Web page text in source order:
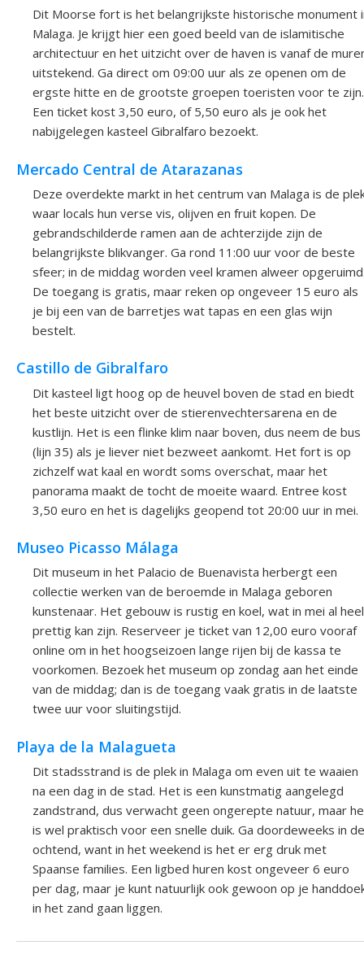
Dit Moorse fort is het belangrijkste historische monument
Malaga. Je krijgt hier een goed beeld van de islamitische
architectuur en het uitzicht over de haven is vanaf de
uitstekend. Ga direct om 09:00 uur als ze openen om de
ergste hitte en de grootste groepen toeristen voor te zijn.
Een ticket kost 3,50 euro, of 5,50 euro als je ook het
nabijgelegen kasteel Gibralfaro bezoekt.
Mercado Central de Atarazanas
Deze overdekte markt in het centrum van Malaga is de
waar locals hun verse vis, olijven en fruit kopen. De
gebrandschilderde ramen aan de achterzijde zijn de
belangrijkste blikvanger. Ga rond 11:00 uur voor de beste
sfeer; in de middag worden veel kramen alweer
De toegang is gratis, maar reken op ongeveer 15 euro als
je bij een van de barretjes wat tapas en een glas wijn
bestelt.
Castillo de Gibralfaro
Dit kasteel ligt hoog op de heuvel boven de stad en biedt
het beste uitzicht over de stierenvechtersarena en de
kustlijn. Het is een flinke klim naar boven, dus neem de bus
(lijn 35) als je liever niet bezweet aankomt. Het fort is op
zichzelf wat kaal en wordt soms overschat, maar het
panorama maakt de tocht de moeite waard. Entree kost
3,50 euro en het is dagelijks geopend tot 20:00 uur in mei.
Museo Picasso Málaga
Dit museum in het Palacio de Buenavista herbergt een
collectie werken van de beroemde in Malaga geboren
kunstenaar. Het gebouw is rustig en koel, wat in mei al heel
prettig kan zijn. Reserveer je ticket van 12,00 euro vooraf
online om in het hoogseizoen lange rijen bij de kassa te
voorkomen. Bezoek het museum op zondag aan het einde
van de middag; dan is de toegang vaak gratis in de laatste
twee uur voor sluitingstijd.
Playa de la Malagueta
Dit stadsstrand is de plek in Malaga om even uit te waaien
na een dag in de stad. Het is een kunstmatig aangelegd
zandstrand, dus verwacht geen ongerepte natuur, maar
is wel praktisch voor een snelle duik. Ga doordeweeks in de
ochtend, want in het weekend is het er erg druk met
Spaanse families. Een ligbed huren kost ongeveer 6 euro
per dag, maar je kunt natuurlijk ook gewoon op je
in het zand gaan liggen.